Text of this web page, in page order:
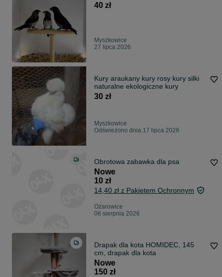
40 zł
Myszkowice
27 lipca 2026
Kury araukany kury rosy kury silki
naturalne ekologiczne kury
30 zł
Myszkowice
Odświeżono dnia 17 lipca 2026
Obrotowa zabawka dla psa
Nowe
10 zł
14,40 zł z Pakietem Ochronnym
Ożarowice
06 sierpnia 2026
Drapak dla kota HOMIDEC, 145
cm, drapak dla kota
Nowe
150 zł